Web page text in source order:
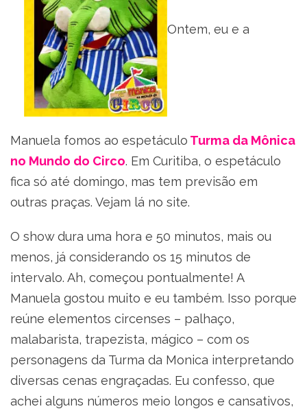
Ontem, eu e a
Manuela fomos ao espetáculo Turma da Mônica
no Mundo do Circo. Em Curitiba, o espetáculo
fica só até domingo, mas tem previsão em
outras praças. Vejam lá no site.
O show dura uma hora e 50 minutos, mais ou
menos, já considerando os 15 minutos de
intervalo. Ah, começou pontualmente! A
Manuela gostou muito e eu também. Isso porque
reúne elementos circenses – palhaço,
malabarista, trapezista, mágico – com os
personagens da Turma da Monica interpretando
diversas cenas engraçadas. Eu confesso, que
achei alguns números meio longos e cansativos,